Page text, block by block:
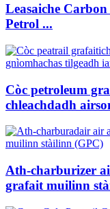
Leasaiche
Petrol ...
Còc petroleum
chleachdadh
Ath-charburizer
grafait muilinn